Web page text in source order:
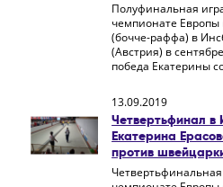
Полуфинальная
чемпионате Европы
(бочче-раффа) в
(Австрия) в
победа Екатерины
13.09.2019
Четвертьфинал в
Екатерина
против